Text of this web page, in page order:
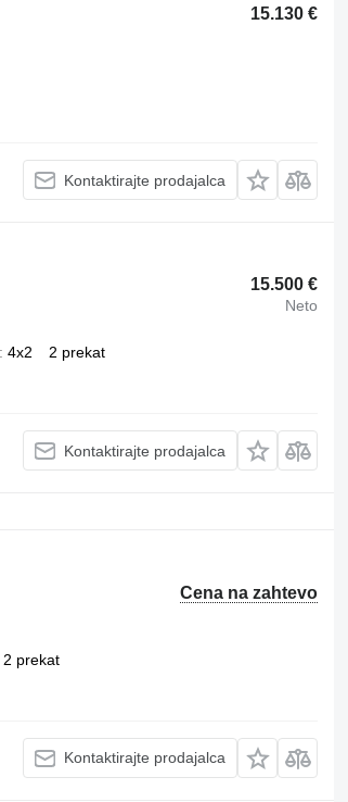
15.130 €
Kontaktirajte prodajalca
15.500 €
Neto
4x2 2 prekat
Kontaktirajte prodajalca
Cena na zahtevo
2 prekat
Kontaktirajte prodajalca